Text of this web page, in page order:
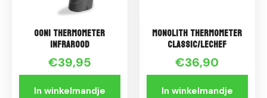
Ooni Thermometer
Infrarood
€39,95
In winkelmandje
Monolith Thermometer
Classic/LeChef
€36,90
In winkelmandje